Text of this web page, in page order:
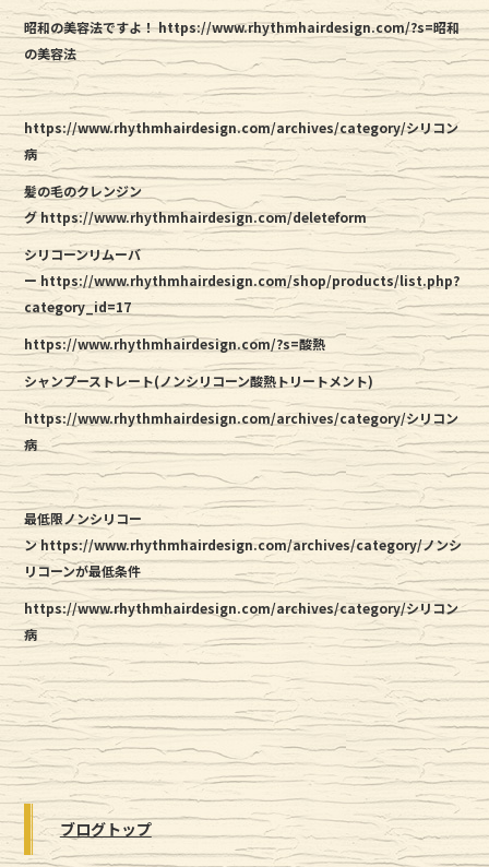
昭和の美容法ですよ！https://www.rhythmhairdesign.com/?s=昭和
の美容法
https://www.rhythmhairdesign.com/archives/category/シリコン
病
髪の毛のクレンジン
グ https://www.rhythmhairdesign.com/deleteform
シリコーンリムーバ
ー https://www.rhythmhairdesign.com/shop/products/list.php?
category_id=17
https://www.rhythmhairdesign.com/?s=酸熱
シャンプーストレート(ノンシリコーン酸熱トリートメント)
https://www.rhythmhairdesign.com/archives/category/シリコン
病
最低限ノンシリコー
ン https://www.rhythmhairdesign.com/archives/category/ノンシ
リコーンが最低条件
https://www.rhythmhairdesign.com/archives/category/シリコン
病
ブログトップ